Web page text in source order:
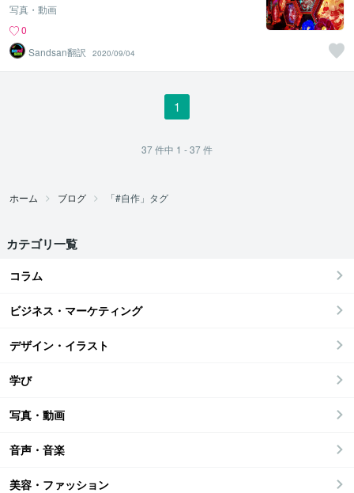
写真・動画
0
Sandsan翻訳
2020/09/04
1
37件中 1 - 37件
ホーム ブログ 「#自作」タグ
カテゴリ一覧
コラム
ビジネス・マーケティング
デザイン・イラスト
学び
写真・動画
音声・音楽
美容・ファッション